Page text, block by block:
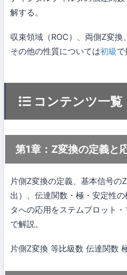
解する。
収束領域（ROC）、両側Z変
その他の性質については初級で
コンテンツ一覧
第1章：Z変換の定義と
片側Z変換の定義、基本信号の
出）、伝達関数・極・安定性
タへの応用をステムプロット
で解説。
片側Z変換 等比級数 伝達関数